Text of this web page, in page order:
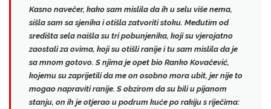
Kasno navečer, kako sam mislila da ih u selu više nema,
sišla sam sa sjenika i otišla zatvoriti stoku. Međutim od
središta sela naišla su tri pobunjenika, koji su vjerojatno
zaostali za ovima, koji su otišli ranije itu sam mislila da je
sa mnom gotovo. S njima je opet bio Ranko Kovačević,
kojemu su zaprijetili da me on osobno mora ubit, jer nije to
mogao napraviti ranije. S obzirom da su bili u pijanom
stanju, on ih je otjerao u podrum kuće po rakiju s riječima: